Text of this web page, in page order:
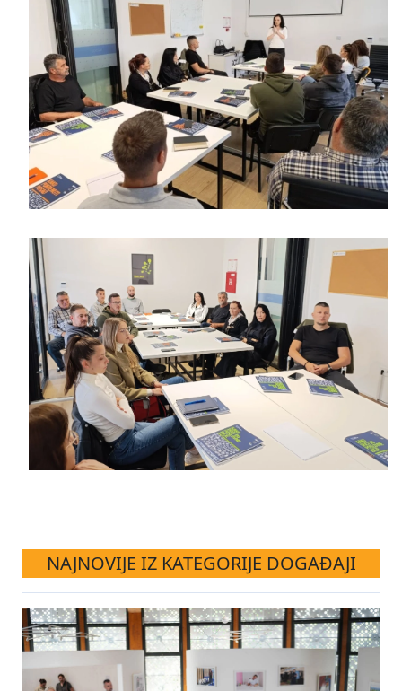
NAJNOVIJE IZ KATEGORIJE DOGAĐAJI